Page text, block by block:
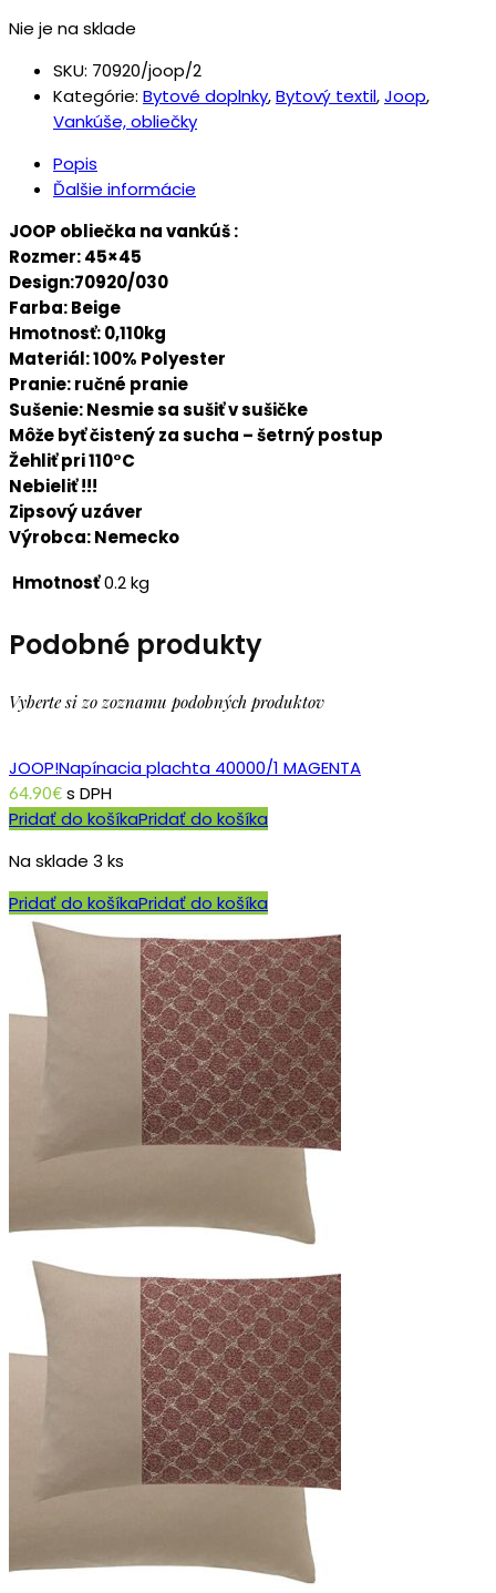
Nie je na sklade
SKU: 70920/joop/2
Kategórie: Bytové doplnky,Bytový textil,Joop,
Vankúše, obliečky
Popis
Ďalšie informácie
JOOP obliečka na vankúš :
Rozmer: 45×45
Design:70920/030
Farba: Beige
Hmotnosť: 0,110kg
Materiál: 100% Polyester
Pranie: ručné pranie
Sušenie: Nesmie sa sušiť v sušičke
Môže byť čistený za sucha – šetrný postup
Žehliť pri 110°C
Nebieliť !!!
Zipsový uzáver
Výrobca: Nemecko
Hmotnosť0.2 kg
Podobné produkty
Vyberte si zo zoznamu podobných produktov
JOOP!Napínacia plachta 40000/1 MAGENTA
64.90€ s DPH
Pridať do košíkaPridať do košíka
Na sklade 3 ks
Pridať do košíkaPridať do košíka